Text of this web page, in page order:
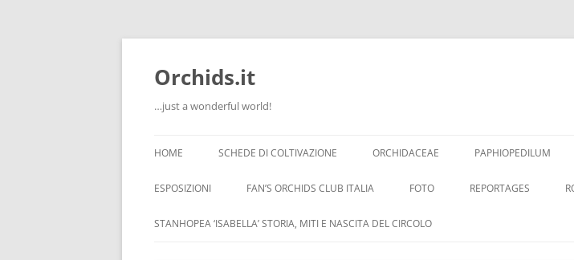
Orchids.it
…just a wonderful world!
al
HOME
INFO
LA SERRA DI GUIDO
SCHEDE DI COLTIVAZIONE ORCHIDACEAE PAPHIOPEDILUM
ESPOSIZIONI FAN’S ORCHIDS CLUB ITALIA FOTO REPORTAGES
STANHOPEA ‘ISABELLA’ STORIA, MITI E NASCITA DEL CIRCOLO